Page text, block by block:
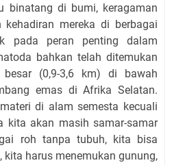
binatang di bumi, keragaman
mereka di berbagai
pada peran penting dalam
bahkan telah ditemukan
(0,9-3,6 km) di bawah
emas di Afrika Selatan.
di alam semesta kecuali
kita akan masih samar-samar
roh tanpa tubuh, kita bisa
harus menemukan gunung,